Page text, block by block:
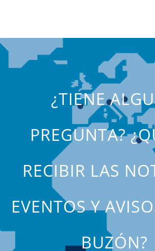
¿TIENE
PREGUNTA?
RECIBIR LAS
EVENTOS Y
BUZÓN?